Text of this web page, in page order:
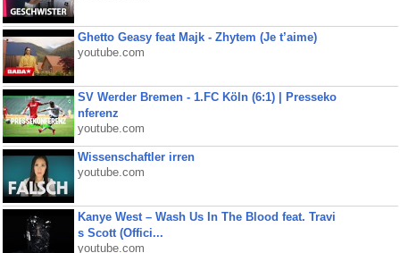
Ghetto Geasy feat Majk - Zhytem (Je t’aime)
youtube.com
SV Werder Bremen - 1.FC Köln (6:1) | Presseko
nferenz
youtube.com
Wissenschaftler irren
youtube.com
Kanye West – Wash Us In The Blood feat. Travi
s Scott (Offici...
youtube.com